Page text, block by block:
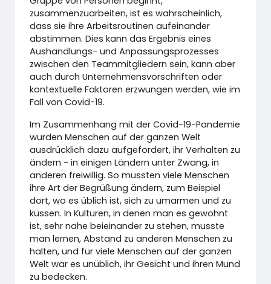
zusammenzuarbeiten, ist es wahrscheinlich,
dass sie ihre Arbeitsroutinen aufeinander
abstimmen. Dies kann das Ergebnis eines
Aushandlungs- und Anpassungsprozesses
zwischen den Teammitgliedern sein, kann aber
auch durch Unternehmensvorschriften oder
kontextuelle Faktoren erzwungen werden, wie im
Fall von Covid-19.
Im Zusammenhang mit der Covid-19-Pandemie
wurden Menschen auf der ganzen Welt
ausdrücklich dazu aufgefordert, ihr Verhalten zu
ändern - in einigen Ländern unter Zwang, in
anderen freiwillig. So mussten viele Menschen
ihre Art der Begrüßung ändern, zum Beispiel
dort, wo es üblich ist, sich zu umarmen und zu
küssen. In Kulturen, in denen man es gewohnt
ist, sehr nahe beieinander zu stehen, musste
man lernen, Abstand zu anderen Menschen zu
halten, und für viele Menschen auf der ganzen
Welt war es unüblich, ihr Gesicht und ihren Mund
zu bedecken.